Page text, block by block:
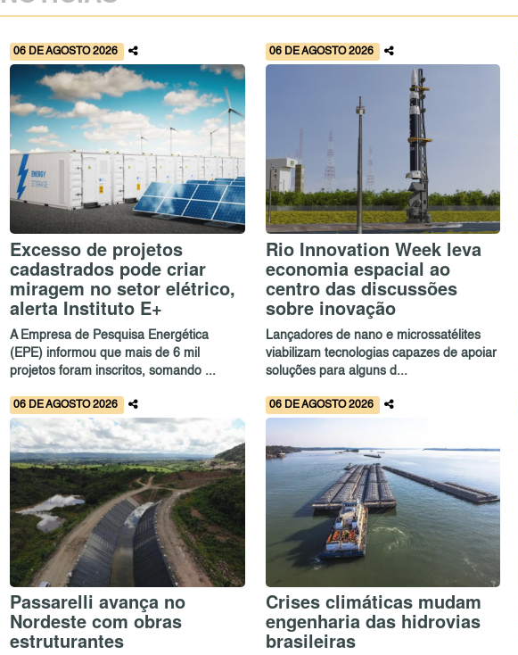
06 DE AGOSTO 2026
Excesso de projetos
cadastrados pode criar
miragem no setor elétrico,
alerta Instituto E+
A Empresa de Pesquisa Energética
(EPE) informou que mais de 6 mil
projetos foram inscritos, somando ...
06 DE AGOSTO 2026
Rio Innovation Week leva
economia espacial ao
centro das discussões
sobre inovação
Lançadores de nano e microssatélites
viabilizam tecnologias capazes de apoiar
soluções para alguns d...
06 DE AGOSTO 2026
Passarelli avança no
Nordeste com obras
estruturantes
06 DE AGOSTO 2026
Crises climáticas mudam
engenharia das hidrovias
brasileiras